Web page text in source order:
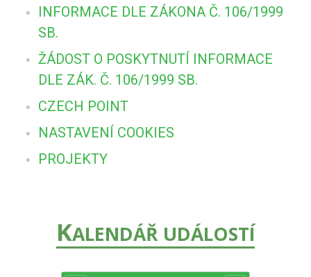
INFORMACE DLE ZÁKONA Č. 106/1999
SB.
ŽÁDOST O POSKYTNUTÍ INFORMACE
DLE ZÁK. Č. 106/1999 SB.
CZECH POINT
NASTAVENÍ COOKIES
PROJEKTY
KALENDÁŘ UDÁLOSTÍ